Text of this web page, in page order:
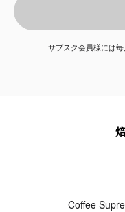
サブスク会員様には
Coffee